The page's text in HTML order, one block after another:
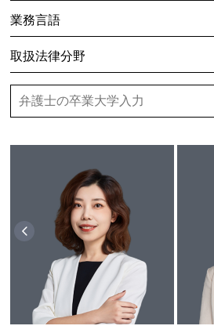
業務言語
取扱法律分野